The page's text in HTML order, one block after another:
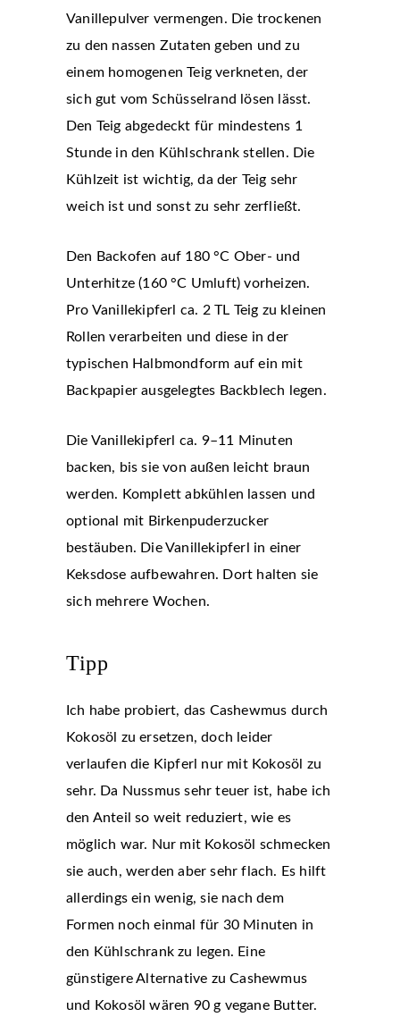
Vanillepulver vermengen. Die trockenen
zu den nassen Zutaten geben und zu
einem homogenen Teig verkneten, der
sich gut vom Schüsselrand lösen lässt.
Den Teig abgedeckt für mindestens 1
Stunde in den Kühlschrank stellen. Die
Kühlzeit ist wichtig, da der Teig sehr
weich ist und sonst zu sehr zerfließt.
Den Backofen auf 180 °C Ober- und
Unterhitze (160 °C Umluft) vorheizen.
Pro Vanillekipferl ca. 2 TL Teig zu kleinen
Rollen verarbeiten und diese in der
typischen Halbmondform auf ein mit
Backpapier ausgelegtes Backblech legen.
Die Vanillekipferl ca. 9–11 Minuten
backen, bis sie von außen leicht braun
werden. Komplett abkühlen lassen und
optional mit Birkenpuderzucker
bestäuben. Die Vanillekipferl in einer
Keksdose aufbewahren. Dort halten sie
sich mehrere Wochen.
Tipp
Ich habe probiert, das Cashewmus durch
Kokosöl zu ersetzen, doch leider
verlaufen die Kipferl nur mit Kokosöl zu
sehr. Da Nussmus sehr teuer ist, habe ich
den Anteil so weit reduziert, wie es
möglich war. Nur mit Kokosöl schmecken
sie auch, werden aber sehr flach. Es hilft
allerdings ein wenig, sie nach dem
Formen noch einmal für 30 Minuten in
den Kühlschrank zu legen. Eine
günstigere Alternative zu Cashewmus
und Kokosöl wären 90 g vegane Butter.